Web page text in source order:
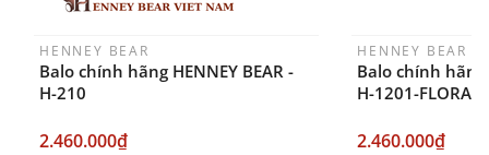
HENNEY BEAR
Balo chính hãng HENNEY BEAR -
H-210
2.460.000₫
HENNEY BEAR
Balo chính hãng
H-1201-FLORAL
2.460.000₫